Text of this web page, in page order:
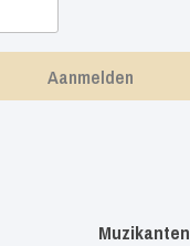
Muzikanten